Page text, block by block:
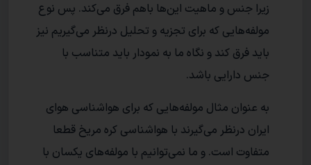
زیرا جنس و ماهیت این‌ها باهم فرق می‌کند. پس نوع
مولفه‌هایی که برای تجزیه و تحلیل درنظر می‌گیریم نیز
باید فرق کند و نگاه ما به نمودار باید متناسب با
جنس دارایی باشد.
به عنوان مثال مولفه‌هایی که برای هواشناسی هوای
ایران درنظر می‌گیرند با هواشناسی کره مریخ قطعا
متفاوت است. و ما نمی‌توانیم با مولفه‌های یکسان با